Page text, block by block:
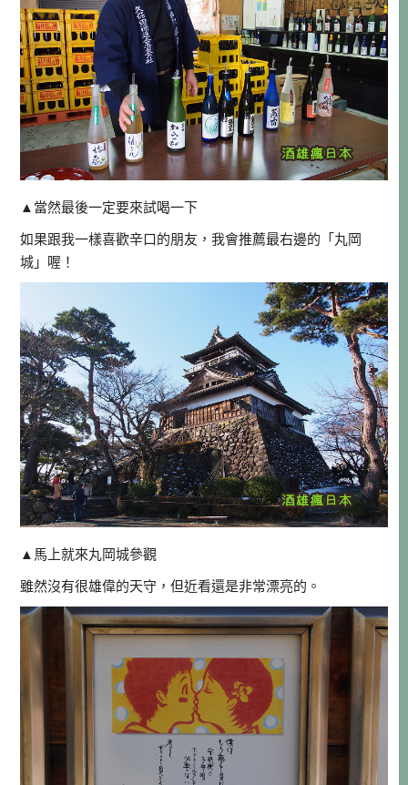
▲當然最後一定要來試喝一下
如果跟我一樣喜歡辛口的朋友，我會推薦最右邊的「丸岡
城」喔！
▲馬上就來丸岡城參觀
雖然沒有很雄偉的天守，但近看還是非常漂亮的。